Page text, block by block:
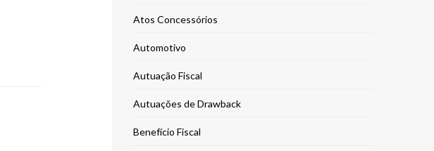
Atos Concessórios
Automotivo
Autuação Fiscal
Autuações de Drawback
Benefício Fiscal